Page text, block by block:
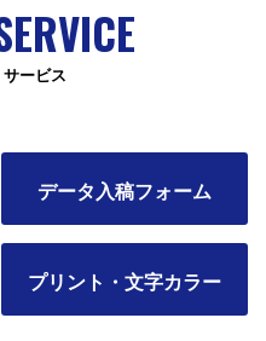
ービス
データ入稿フォーム
プリント・文字カラー